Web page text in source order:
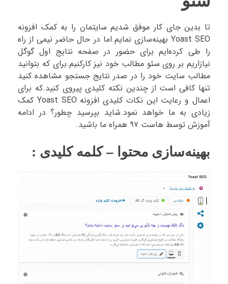
تا بدین جای کار موفق شدیم سایتمان را به کمک افزونه
Yoast SEO بهینه‌سازی نمایم.اما در حال حاضر نیمی از راه
را طی کرده‌ایم برای حضور در صفحه نتایج اول گوگل
نیازاریم بر روی سئو مطالب خود نیز کارکنیم.برای که بتوانید
مطالب سایت خود را در صدر نتایج جستجو مشاهده کنید
تنها کافی است از چندین نکته کلیدی پیروی کنید.که برای
اعمال و رعایت این نکات کلیدی افزونه Yoast SEO کمک
زیادی به ما خواهد نمود.شاید بپرسید چطور؟ در ادامه
آموزش توسط هاست ۹۷ همراه ما باشید.
بهینه‌سازی محتوا – کلمه کلیدی :